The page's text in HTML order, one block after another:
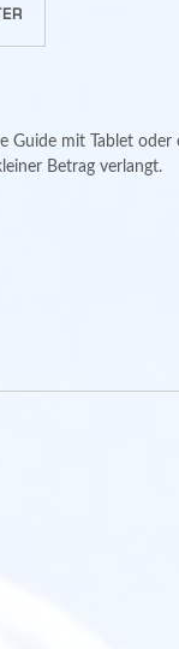
Guide mit Tablet
Betrag verlangt.